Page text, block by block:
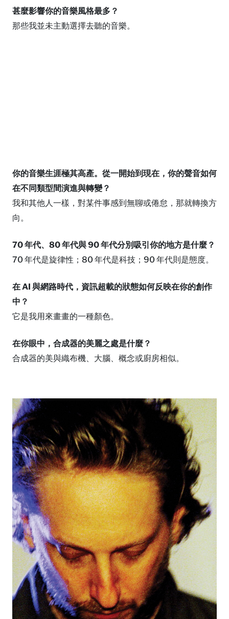
甚麼影響你的音樂風格最多？
那些我並未主動選擇去聽的音樂。
你的音樂生涯極其高產。從一開始到現在，你的聲音如何
在不同類型間演進與轉變？
我和其他人一樣，對某件事感到無聊或倦怠，那就轉換方
向。
70 年代、80 年代與 90 年代分別吸引你的地方是什麼？
70 年代是旋律性；80 年代是科技；90 年代則是態度。
在 AI 與網路時代，資訊超載的狀態如何反映在你的創作
中？
它是我用來畫畫的一種顏色。
在你眼中，合成器的美麗之處是什麼？
合成器的美與織布機、大腦、概念或廚房相似。